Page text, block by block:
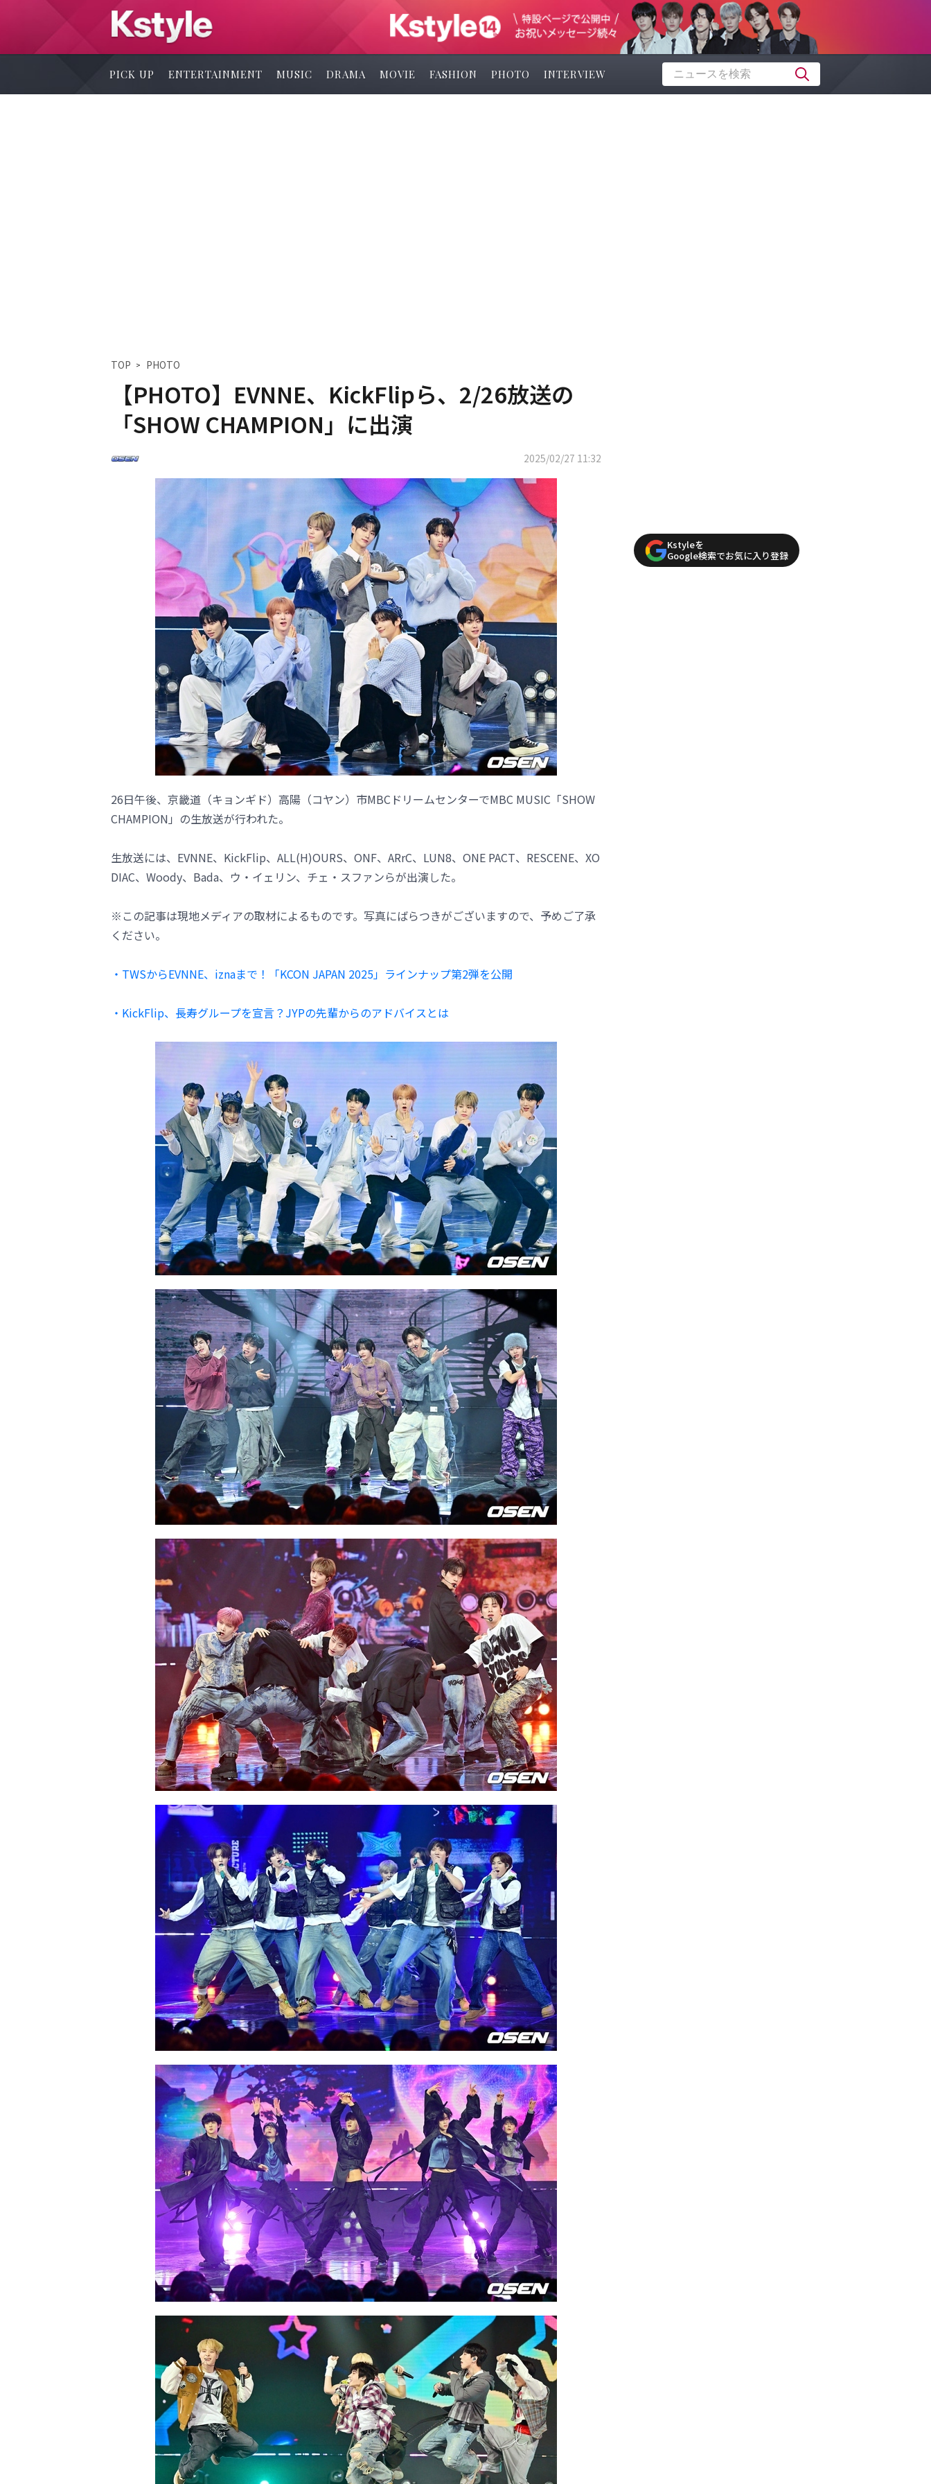
PICK UP ENTERTAINMENT MUSIC DRAMA MOVIE FASHION PHOTO INTERVIEW
TOP PHOTO
【PHOTO】EVNNE、KickFlipら、2/26放送の
「SHOW CHAMPION」に出演
2025/02/27 11:32
26日午後、京畿道（キョンギド）高陽（コヤン）市MBCドリームセンターでMBC MUSIC「SHOW
CHAMPION」の生放送が行われた。
生放送には、EVNNE、KickFlip、ALL(H)OURS、ONF、ARrC、LUN8、ONE PACT、RESCENE、XO
DIAC、Woody、Bada、ウ・イェリン、チェ・スファンらが出演した。
※この記事は現地メディアの取材によるものです。写真にばらつきがございますので、予めご了承
ください。
・TWSからEVNNE、iznaまで！「KCON JAPAN 2025」ラインナップ第2弾を公開
・KickFlip、長寿グループを宣言？JYPの先輩からのアドバイスとは
Kstyleを
Google検索でお気に入り登録